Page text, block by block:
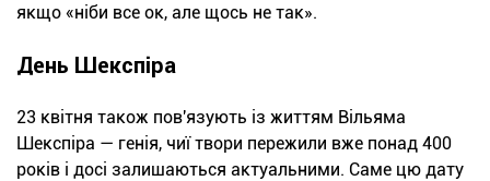
якщо «ніби все ок, але щось не так».
День Шекспіра
23 квітня також пов'язують із життям Вільяма
Шекспіра — генія, чиї твори пережили вже понад 400
років і досі залишаються актуальними. Саме цю дату